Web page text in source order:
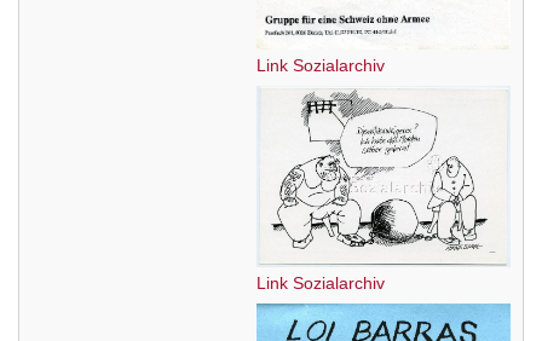
Link Sozialarchiv
Link Sozialarchiv